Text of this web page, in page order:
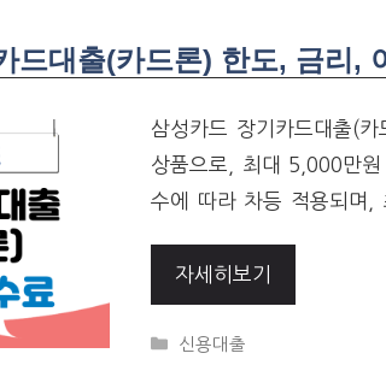
드대출(카드론) 한도, 금리,
삼성카드 장기카드대출(
상품으로, 최대 5,000만
수에 따라 차등 적용되며
자세히보기
CATEGORIES
신용대출